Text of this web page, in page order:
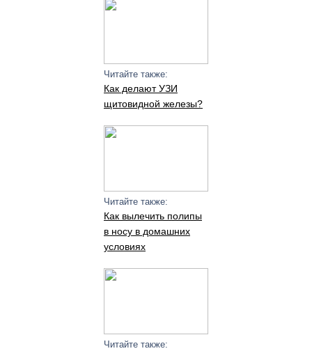
Читайте также:
Как делают УЗИ
щитовидной железы?
Читайте также:
Как вылечить полипы
в носу в домашних
условиях
Читайте также: